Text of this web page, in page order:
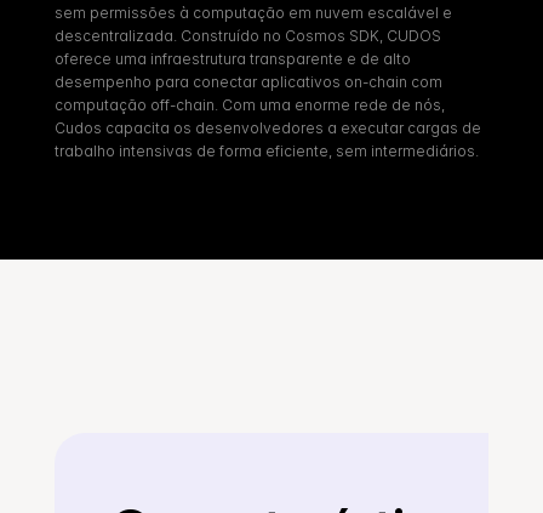
sem permissões à computação em nuvem escalável e
descentralizada. Construído no Cosmos SDK, CUDOS
oferece uma infraestrutura transparente e de alto
desempenho para conectar aplicativos on-chain com
computação off-chain. Com uma enorme rede de nós,
Cudos capacita os desenvolvedores a executar cargas de
trabalho intensivas de forma eficiente, sem intermediários.